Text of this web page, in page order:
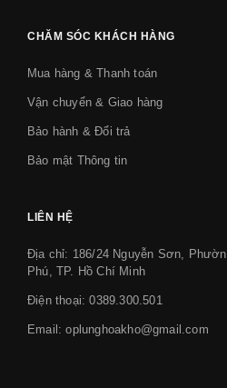
CHĂM SÓC KHÁCH HÀNG
Mua hàng & Thanh toán
Vận chuyển & Giao hàng
Bảo hành & Đổi trả
Bảo mật Thông tin
LIÊN HỆ
Địa chỉ: 186/24 Nguyễn Sơn,
Phú, TP. Hồ Chí Minh
Điện thoại:0389.300.501
Email:oplunghoakho@gmail.com